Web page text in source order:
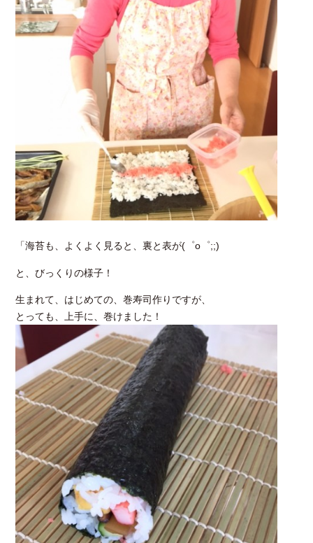
「海苔も、よくよく見ると、裏と表が(゜o゜;;)
と、びっくりの様子！
生まれて、はじめての、巻寿司作りですが、
とっても、上手に、巻けました！